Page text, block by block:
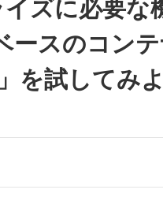
ースのコン
を試してみ